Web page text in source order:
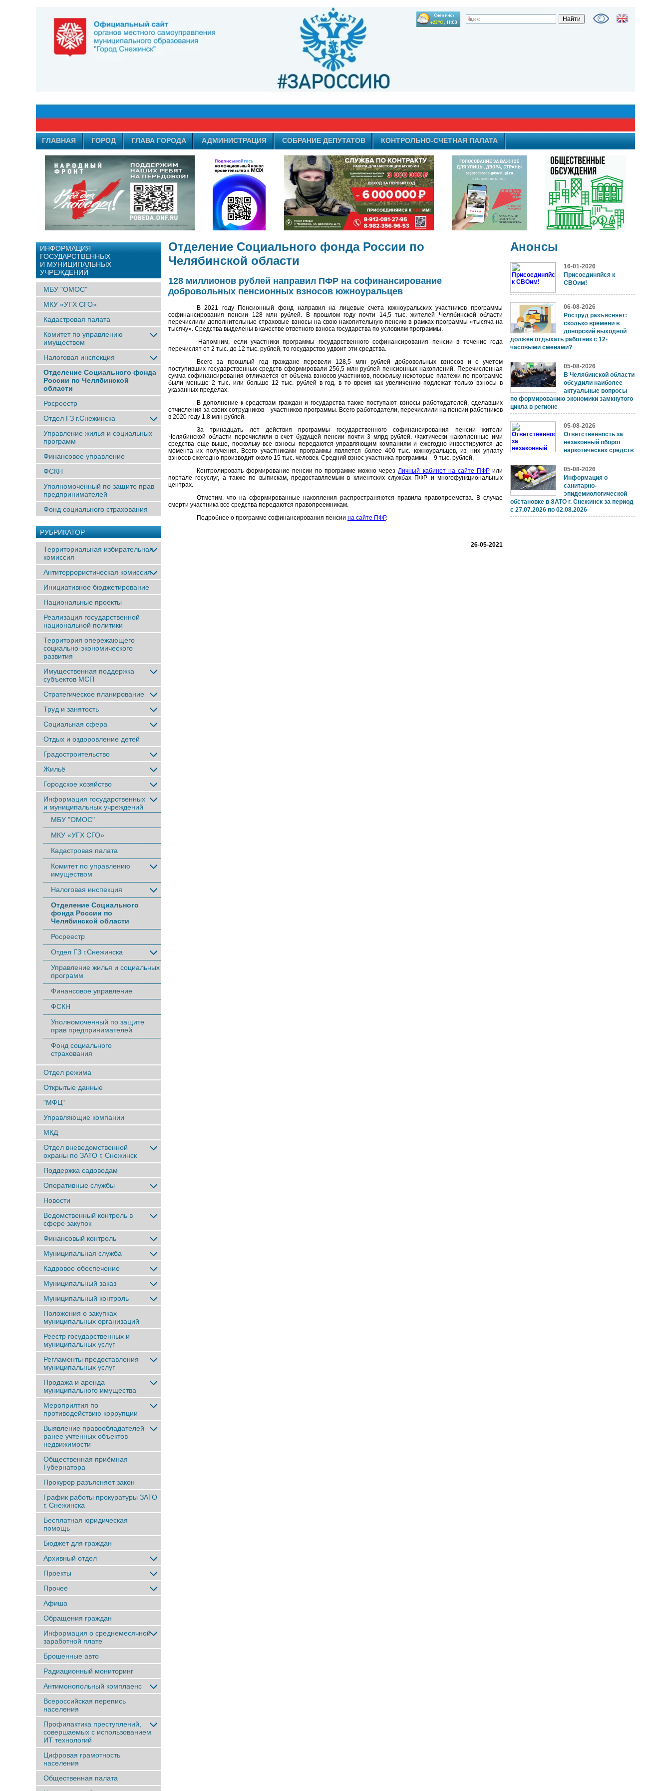
ГЛАВНАЯ ГОРОД ГЛАВА ГОРОДА АДМИНИСТРАЦИЯ СОБРАНИЕ ДЕПУТАТОВ КОНТРОЛЬНО-СЧЕТНАЯ ПАЛАТА
ИНФОРМАЦИЯ
ГОСУДАРСТВЕННЫХ
И МУНИЦИПАЛЬНЫХ
УЧРЕЖДЕНИЙ
МБУ "ОМОС"
МКУ «УГХ СГО»
Кадастровая палата
Комитет по управлению
имуществом
Налоговая инспекция
Отделение Социального фонда
России по Челябинской
области
Росреестр
Отдел ГЗ г.Снежинска
Управление жилья и социальных
программ
Финансовое управление
ФСКН
Уполномоченный по защите прав
предпринимателей
Фонд социального страхования
РУБРИКАТОР
Территориальная избирательная
комиссия
Антитеррористическая комиссия
Инициативное бюджетирование
Национальные проекты
Реализация государственной
национальной политики
Территория опережающего
социально-экономического
развития
Имущественная поддержка
субъектов МСП
Стратегическое планирование
Труд и занятость
Социальная сфера
Отдых и оздоровление детей
Градостроительство
Жильё
Городское хозяйство
Информация государственных
и муниципальных учреждений
МБУ "ОМОС"
МКУ «УГХ СГО»
Кадастровая палата
Комитет по управлению
имуществом
Налоговая инспекция
Отделение Социального
фонда России по
Челябинской области
Росреестр
Отдел ГЗ г.Снежинска
Управление жилья и социальных
программ
Финансовое управление
ФСКН
Уполномоченный по защите
прав предпринимателей
Фонд социального
страхования
Отдел режима
Открытые данные
"МФЦ"
Управляющие компании
МКД
Отдел вневедомственной
охраны по ЗАТО г. Снежинск
Поддержка садоводам
Оперативные службы
Новости
Ведомственный контроль в
сфере закупок
Финансовый контроль
Муниципальная служба
Кадровое обеспечение
Муниципальный заказ
Муниципальный контроль
Положения о закупках
муниципальных организаций
Реестр государственных и
муниципальных услуг
Регламенты предоставления
муниципальных услуг
Продажа и аренда
муниципального имущества
Мероприятия по
противодействию коррупции
Выявление правообладателей
ранее учтенныx объектов
недвижимости
Общественная приёмная
Губернатора
Прокурор разъясняет закон
График работы прокуратуры ЗАТО
г. Снежинска
Бесплатная юридическая
помощь
Бюджет для граждан
Архивный отдел
Проекты
Прочее
Афиша
Обращения граждан
Информация о среднемесячной
заработной плате
Брошенные авто
Радиационный мониторинг
Антимонопольный комплаенс
Всероссийская перепись
населения
Профилактика преступлений,
совершаемых с использованием
ИТ технологий
Цифровая грамотность
населения
Общественная палата
Отделение Социального фонда России по
Челябинской области
128 миллионов рублей направил ПФР на софинансирование
добровольных пенсионных взносов южноуральцев
В 2021 году Пенсионный фонд направил на лицевые счета южноуральских участников программы
софинансированияпенсии 128млн рублей. В прошлом годупочти 14,5 тыс. жителей Челябинской области
перечислилидополнительные страховые взносы на свою накопительную пенсию в рамках программы «тысяча на
тысячу». Средства выделены в качестве ответного взноса государства по условиям программы.
Напомним, если участники программы государственного софинансирования пенсии в течение года
перечислят от 2 тыс. до 12 тыс. рублей, то государство удвоит эти средства.
Всего за прошлый год граждане перевели 128,5 млн рублей
добровольных взносов и с учетом
поступивших государственных средств сформировали256,5 млн рублей пенсионных накоплений. Перечисленная
сумма софинансирования отличается от объема взносов участников, поскольку некоторые платежи по программе
были меньше 2 тыс. или больше 12 тыс. рублей в год, в то время как увеличению подлежат только взносы в
указанных пределах.
В дополнение к средствам граждан и государства также поступают взносы работодателей, сделавших
отчисления за своих сотрудников – участников программы. Всего работодатели, перечислили на пенсии работников
в 2020 году 1,8 млн рублей.
За тринадцать лет действия программы государственного софинансирования пенсии жители
Челябинской области перечислили в счет будущейпенсии почти 3 млрд рублей. Фактически накопленные ими
средства еще выше, поскольку все взносы передаются управляющим компаниям и ежегодно инвестируются до
момента их получения. Всего участниками программы является более 400 тыс. южноуральцев, из них уплату
взносов ежегодно производит около 15 тыс. человек. Средний взнос участника программы – 9 тыс. рублей.
Контролировать формирование пенсии по программе можно черезЛичный кабинет на сайте ПФРили
портале госуслуг, а также по выпискам, предоставляемым в клиентских службах ПФР и многофункциональных
центрах.
Отметим, что на сформированные накопления распространяются правила правопреемства. В случае
смерти участника все средства передаются правопреемникам.
Подробнее о программе софинансирования пенсии на сайте ПФР.
26-05-2021
Анонсы
16-01-2026
Присоединяйся к
СВОим!
06-08-2026
Роструд разъясняет:
сколько времени в
донорский выходной
должен отдыхать работник с 12-
часовыми сменами?
05-08-2026
В Челябинской области
обсудили наиболее
актуальные вопросы
по формированию экономики замкнутого
цикла в регионе
05-08-2026
Ответственность за
незаконный оборот
наркотических средств
05-08-2026
Информация о
санитарно-
эпидемиологической
обстановке в ЗАТО г. Снежинск за период
с 27.07.2026 по 02.08.2026